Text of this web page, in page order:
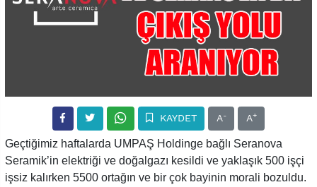
KAYDET A- A+
Geçtiğimiz haftalarda UMPAŞ Holdinge bağlı Seranova
Seramik’in elektriği ve doğalgazı kesildi ve yaklaşık 500 işçi
işsiz kalırken 5500 ortağın ve bir çok bayinin morali bozuldu.